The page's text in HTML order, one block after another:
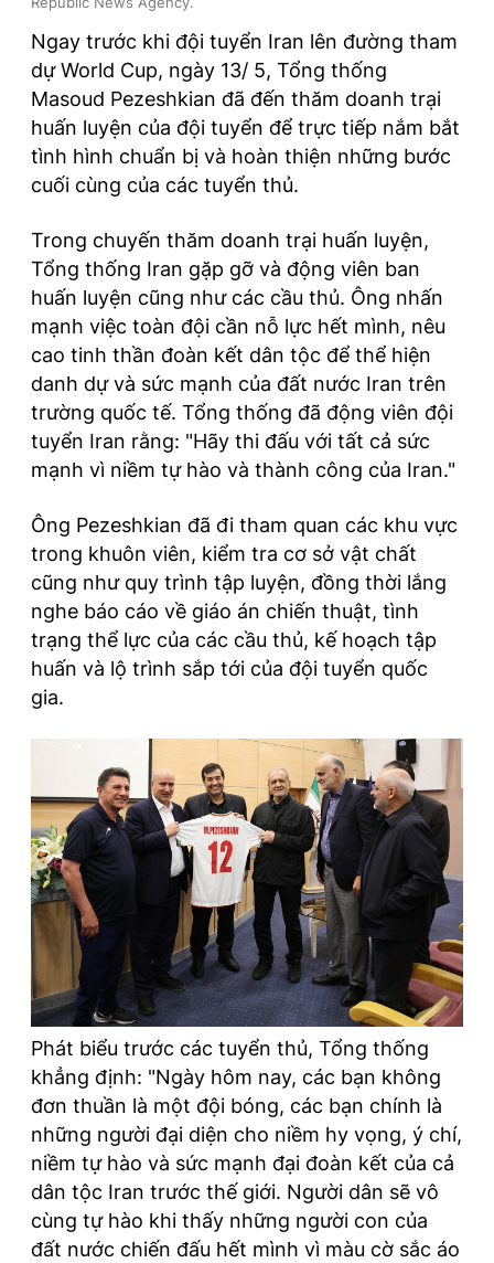
Ngay trước khi đội tuyển Iran lên đường tham
dự World Cup, ngày 13/ 5, Tổng thống
Masoud Pezeshkian đã đến thăm doanh trại
huấn luyện của đội tuyển để trực tiếp nắm bắt
tình hình chuẩn bị và hoàn thiện những bước
cuối cùng của các tuyển thủ.
Trong chuyến thăm doanh trại huấn luyện,
Tổng thống Iran gặp gỡ và động viên ban
huấn luyện cũng như các cầu thủ. Ông nhấn
mạnh việc toàn đội cần nỗ lực hết mình, nêu
cao tinh thần đoàn kết dân tộc để thể hiện
danh dự và sức mạnh của đất nước Iran trên
trường quốc tế. Tổng thống đã động viên đội
tuyển Iran rằng: "Hãy thi đấu với tất cả sức
mạnh vì niềm tự hào và thành công của Iran."
Ông Pezeshkian đã đi tham quan các khu vực
trong khuôn viên, kiểm tra cơ sở vật chất
cũng như quy trình tập luyện, đồng thời lắng
nghe báo cáo về giáo án chiến thuật, tình
trạng thể lực của các cầu thủ, kế hoạch tập
huấn và lộ trình sắp tới của đội tuyển quốc
gia.
Phát biểu trước các tuyển thủ, Tổng thống
khẳng định: "Ngày hôm nay, các bạn không
đơn thuần là một đội bóng, các bạn chính là
những người đại diện cho niềm hy vọng, ý chí,
niềm tự hào và sức mạnh đại đoàn kết của cả
dân tộc Iran trước thế giới. Người dân sẽ vô
cùng tự hào khi thấy những người con của
đất nước chiến đấu hết mình vì màu cờ sắc áo